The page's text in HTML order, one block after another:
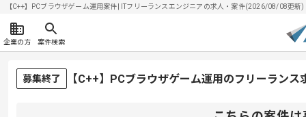
【C++】PCブラウザゲーム運用案件| ITフリーランスエンジニアの求人・案件(2026/08/08更新)
企業の方 案件検索
募集終了 【C++】PCブラウザゲーム運用のフリーランス